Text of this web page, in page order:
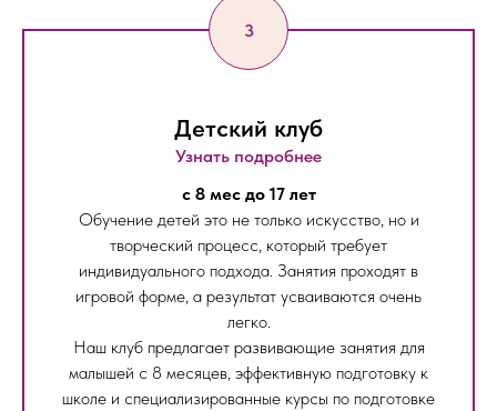
Детский клуб
Узнать подробнее
с 8 мес до 17 лет
Обучение детей это не только искусство, но и
творческий процесс, который требует
индивидуального подхода. Занятия проходят в
игровой форме, а результат усваиваются очень
легко.
Наш клуб предлагает развивающие занятия для
малышей с 8 месяцев, эффективную подготовку к
школе и специализированные курсы по подготовке